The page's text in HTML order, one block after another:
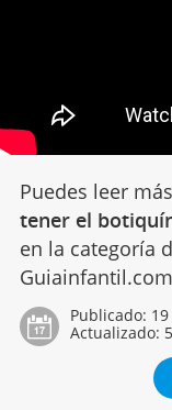
Puedes leer
tener el
en la categoría
Publicado:
Actualizado: